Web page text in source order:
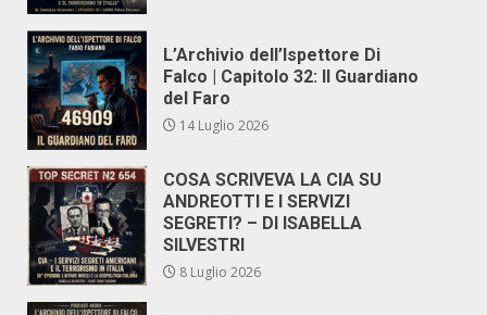
L’Archivio dell’Ispettore Di
Falco | Capitolo 32: Il Guardiano
del Faro
14 Luglio 2026
COSA SCRIVEVA LA CIA SU
ANDREOTTI E I SERVIZI
SEGRETI? – DI ISABELLA
SILVESTRI
8 Luglio 2026